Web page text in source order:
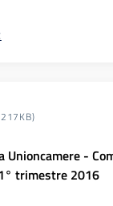
Unioncamere -
trimestre 2016